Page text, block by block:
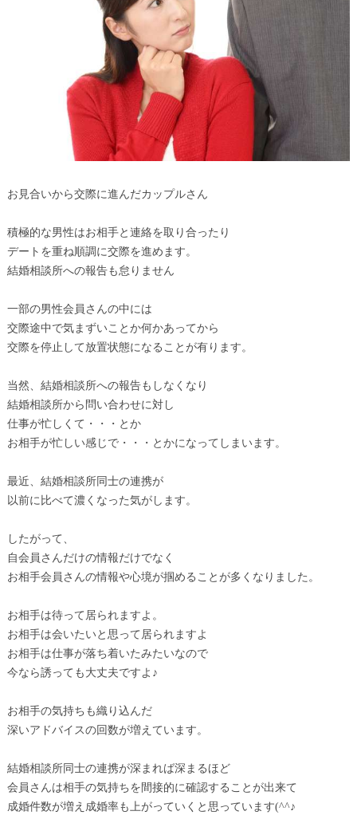
お見合いから交際に進んだカップルさん
積極的な男性はお相手と連絡を取り合ったり
デートを重ね順調に交際を進めます。
結婚相談所への報告も怠りません
一部の男性会員さんの中には
交際途中で気まずいことか何かあってから
交際を停止して放置状態になることが有ります。
当然、結婚相談所への報告もしなくなり
結婚相談所から問い合わせに対し
仕事が忙しくて・・・とか
お相手が忙しい感じで・・・とかになってしまいます。
最近、結婚相談所同士の連携が
以前に比べて濃くなった気がします。
したがって、
自会員さんだけの情報だけでなく
お相手会員さんの情報や心境が掴めることが多くなりました。
お相手は待って居られますよ。
お相手は会いたいと思って居られますよ
お相手は仕事が落ち着いたみたいなので
今なら誘っても大丈夫ですよ♪
お相手の気持ちも織り込んだ
深いアドバイスの回数が増えています。
結婚相談所同士の連携が深まれば深まるほど
会員さんは相手の気持ちを間接的に確認することが出来て
成婚件数が増え成婚率も上がっていくと思っています(^^♪